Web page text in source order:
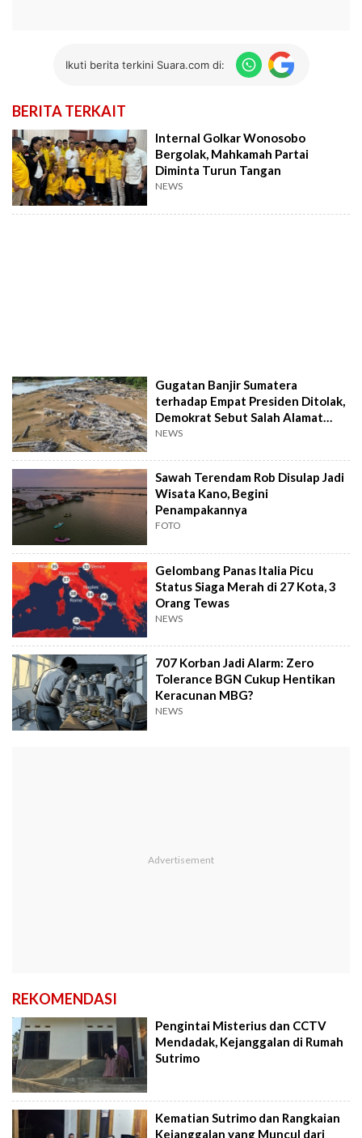
Ikuti berita terkini Suara.com di:
BERITA TERKAIT
Internal Golkar Wonosobo
Bergolak, Mahkamah Partai
Diminta Turun Tangan
NEWS
Gugatan Banjir Sumatera
terhadap Empat Presiden Ditolak,
Demokrat Sebut Salah Alamat
Pengadilan
NEWS
Sawah Terendam Rob Disulap Jadi
Wisata Kano, Begini
Penampakannya
FOTO
Gelombang Panas Italia Picu
Status Siaga Merah di 27 Kota, 3
Orang Tewas
NEWS
707 Korban Jadi Alarm: Zero
Tolerance BGN Cukup Hentikan
Keracunan MBG?
NEWS
REKOMENDASI
Pengintai Misterius dan CCTV
Mendadak, Kejanggalan di Rumah
Sutrimo
Kematian Sutrimo dan Rangkaian
Kejanggalan yang Muncul dari